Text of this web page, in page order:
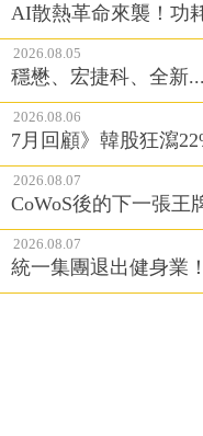
AI散熱革命來襲！功
2026.08.05
穩懋、宏捷科、全新
2026.08.06
7月回顧》韓股狂瀉
2026.08.07
CoWoS後的下一張王
2026.08.07
統一集團退出健身業